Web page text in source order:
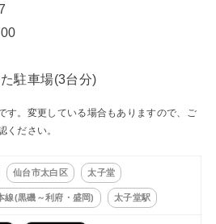
駐車場(3台分)
す。変更している場合もありますので、ご
ください。
仙台市太白区 太子堂
線(黒磯～利府・盛岡) 太子堂駅